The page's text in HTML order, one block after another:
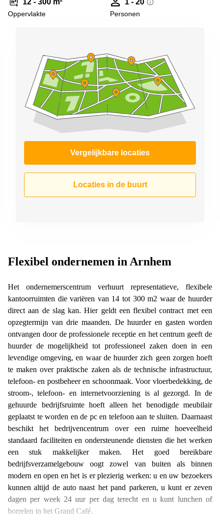
space
Zwolle
Kantoor
Hengelo
Bedrijfsruimte
Huren in
Nijmegen
12 - 300 m²
Oppervlakte
1 - 20
Personen
Vergelijkbare locaties
Locaties in de buurt
Flexibel ondernemen in Arnhem
Het ondernemerscentrum verhuurt representatieve, flexibele
kantoorruimten die variëren van 14 tot 300 m2 waar de huurder
direct aan de slag kan. Hier geldt een flexibel contract met een
opzegtermijn van drie maanden. De huurder en gasten worden
ontvangen door de professionele receptie en het centrum geeft de
huurder de mogelijkheid tot professioneel zaken doen in een
levendige omgeving, en waar de huurder zich geen zorgen hoeft
te maken over praktische zaken als de technische infrastructuur,
telefoon- en postbeheer en schoonmaak. Voor vloerbedekking, de
stroom-, telefoon- en internetvoorziening is al gezorgd. In de
gehuurde bedrijfsruimte hoeft alleen het benodigde meubilair
geplaatst te worden en de pc en telefoon aan te sluiten. Daarnaast
beschikt het bedrijvencentrum over een ruime hoeveelheid
standaard faciliteiten en ondersteunende diensten die het werken
een stuk makkelijker maken. Het goed bereikbare
bedrijfsverzamelgebouw oogt zowel van buiten als binnen
modern en open en het is er plezierig werken: u en uw bezoekers
kunnen altijd de auto naast het pand parkeren, u kunt er zeven
dagen per week 24 uur per dag terecht en u kunt lunchen of
borrelen in het Grand Café.